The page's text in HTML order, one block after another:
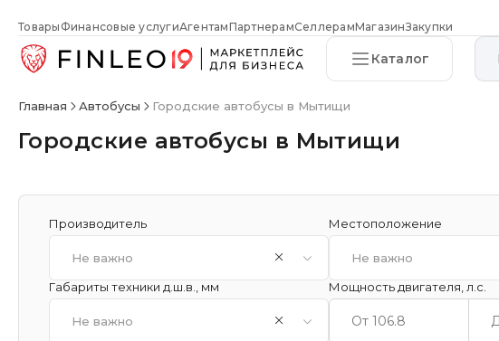
Товары Финансовые услугиАгентамПартнерамСеллерамМагазинЗакупки
Каталог
Главная Автобусы Городские автобусы в Мытищи
Городские автобусы в Мытищи
Производитель
Не важно
Местоположение
Не важно
Габариты техники д.ш.в., мм
Не важно
Мощность двигателя, л.с.